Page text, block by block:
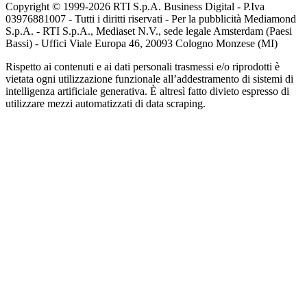
Copyright © 1999-2026 RTI S.p.A. Business Digital - P.Iva
03976881007 - Tutti i diritti riservati - Per la pubblicità Mediamond
S.p.A. - RTI S.p.A., Mediaset N.V., sede legale Amsterdam (Paesi
Bassi) - Uffici Viale Europa 46, 20093 Cologno Monzese (MI)
Rispetto ai contenuti e ai dati personali trasmessi e/o riprodotti è
vietata ogni utilizzazione funzionale all’addestramento di sistemi di
intelligenza artificiale generativa. È altresì fatto divieto espresso di
utilizzare mezzi automatizzati di data scraping.